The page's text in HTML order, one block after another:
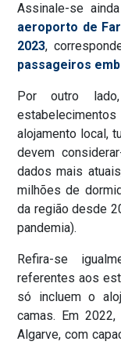
Assinale-se
aeroporto de
2023,
passageiros
Por outro
alojamento local,
devem
dados mais
milhões de
da região desde
pandemia).
Refira-se
referentes aos
só incluem o
camas. Em
Algarve, com